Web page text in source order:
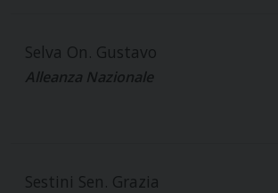
Selva On. Gustavo
Alleanza Nazionale
Sestini Sen. Grazia